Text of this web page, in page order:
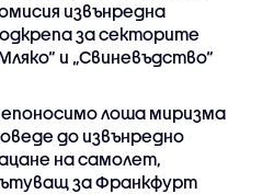
извънредна
за секторите
и „Свиневъдство“
лоша миризма
до извънредно
на самолет,
за Франкфурт